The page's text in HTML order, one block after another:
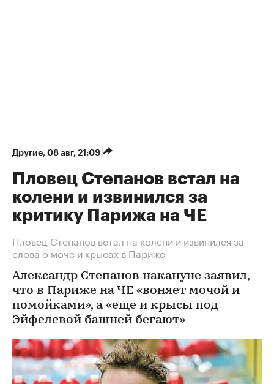
Другие⁠, 08 авг, 21:09
Пловец Степанов встал на
колени и извинился за
критику Парижа на ЧЕ
Пловец Степанов встал на колени и извинился за
слова о моче и крысах в Париже
Александр Степанов накануне заявил,
что в Париже на ЧЕ «воняет мочой и
помойками», а «еще и крысы под
Эйфелевой башней бегают»